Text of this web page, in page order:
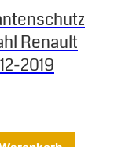
mehrere
Renault
2019